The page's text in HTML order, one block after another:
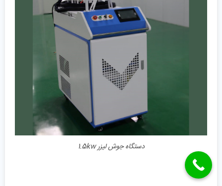
جزئیات
دستگاه جوش لیزر 1.5kw